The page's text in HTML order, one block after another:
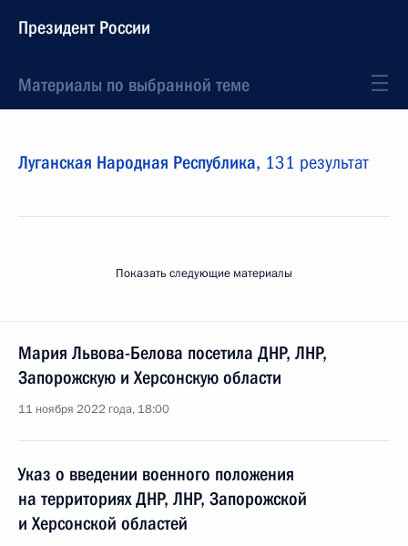
Президент России
Материалы по выбранной теме
Луганская Народная Республика, 131 результат
Показать следующие материалы
Мария Львова-Белова посетила ДНР, ЛНР,
Запорожскую и Херсонскую области
11 ноября 2022 года, 18:00
Указ о введении военного положения
на территориях ДНР, ЛНР, Запорожской
и Херсонской областей